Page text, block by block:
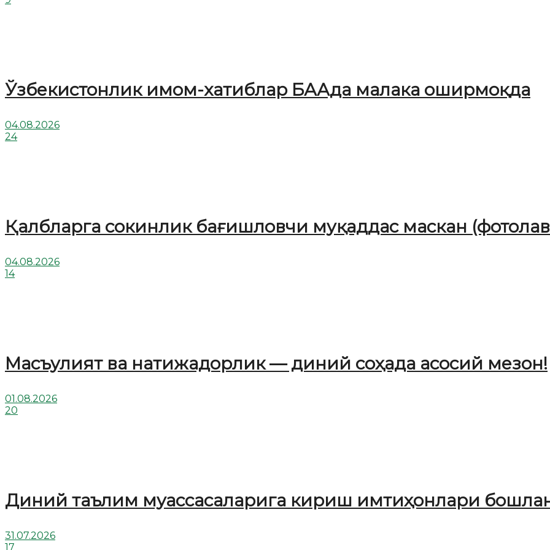
Ўзбекистонлик имом-хатиблар БААда малака оширмоқда
04.08.2026
24
Қалбларга сокинлик бағишловчи муқаддас маскан
04.08.2026
14
Масъулият ва натижадорлик — диний соҳада асосий мезон!
01.08.2026
20
Диний таълим муассасаларига кириш имтиҳонлари
31.07.2026
17